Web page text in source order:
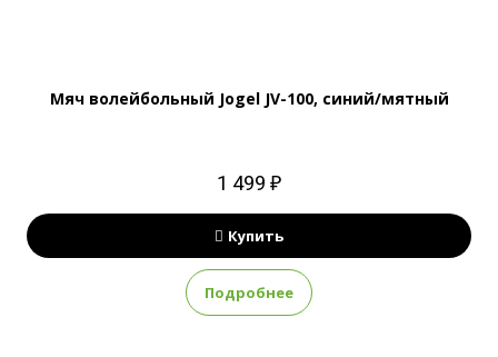
Мяч волейбольный Jogel JV-100, синий/мятный
1 499 ₽
Купить
Подробнее